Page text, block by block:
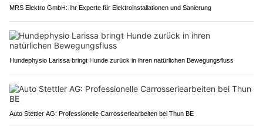
MRS Elektro GmbH: Ihr Experte für Elektroinstallationen und Sanierung
Hundephysio Larissa bringt Hunde zurück in ihren natürlichen Bewegungsfluss
Auto Stettler AG: Professionelle Carrosseriearbeiten bei Thun BE